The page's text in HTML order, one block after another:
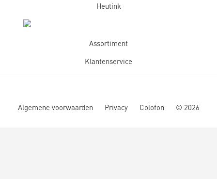
Heutink
Assortiment
Klantenservice
Algemene voorwaarden Privacy Colofon © 2026